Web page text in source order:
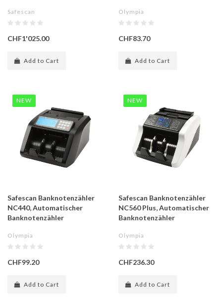
Safescan
CHF1'025.00
Add to Cart
Olympia
CHF83.70
Add to Cart
NEW
Safescan Banknotenzähler
NC440, Automatischer
Banknotenzähler
Olympia
CHF99.20
Add to Cart
NEW
Safescan Banknotenzähler
NC560 Plus, Automatischer
Banknotenzähler
Olympia
CHF236.30
Add to Cart